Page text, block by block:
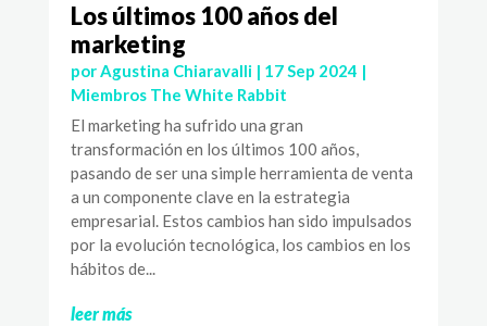
Los últimos 100 años del
marketing
porAgustina Chiaravalli| 17 Sep 2024 |
Miembros The White Rabbit
El marketing ha sufrido una gran
transformación en los últimos 100 años,
pasando de ser una simple herramienta de venta
a un componente clave en la estrategia
empresarial. Estos cambios han sido impulsados
por la evolución tecnológica, los cambios en los
hábitos de...
leer más